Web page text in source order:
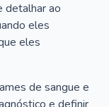
detalhar ao
eles
eles
de sangue e